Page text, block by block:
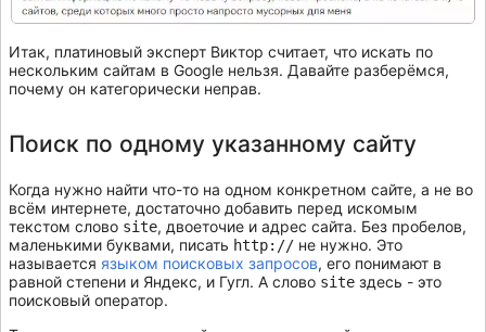
Итак, платиновый эксперт Виктор считает, что искать по
нескольким сайтам в Google нельзя. Давайте разберёмся,
почему он категорически неправ.
Поиск по одному указанному сайту
Когда нужно найти что-то на одном конкретном сайте, а не во
всём интернете, достаточно добавить перед искомым
текстом слово site, двоеточие и адрес сайта. Без пробелов,
маленькими буквами, писать http:// не нужно. Это
называется языком поисковых запросов, его понимают в
равной степени и Яндекс, и Гугл. А слово site здесь - это
поисковый оператор.